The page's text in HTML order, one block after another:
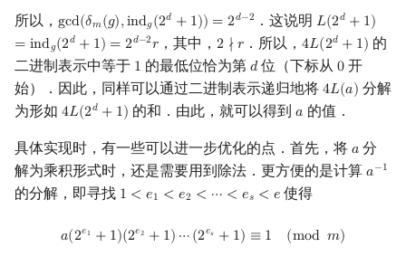
所以， gcd(𝛿𝑚(𝑔),ind𝑔(2𝑑 + 1)) = 2𝑑−2
gcd(δm(g),indg(2d +1 ))=2 d−2 ．这说明 𝐿(2𝑑 + 1)
= ind𝑔(2𝑑 + 1) = 2𝑑−2𝑟
L(2d+1) =ind
，其中，2 ∤ 𝑟
2 ∤r ．所以，4𝐿(2𝑑 + 1)
4L(2d +1)
的
二进制表示中等于 1
1 的最低位恰为第 𝑑
d位（下标从0
0 开
始）．因此，同样可以通过二进制表示递归地将 4𝐿(𝑎)
4L(a) 分解
为形如 4𝐿(2𝑑 + 1)
4L(2d +1) 的和．由此，就可以得到𝑎
a 的值．
具体实现时，有一些可以进一步优化的点．首先，将 𝑎
a 分
解为乘积形式时，还是需要用到除法．更方便的是计算 𝑎−1
a−1
的分解，即寻找 1 < 𝑒1 < 𝑒2 < ⋯ < 𝑒𝑠 < 𝑒
1 <e 1<e 2< ⋯ <e s<e 使得
𝑎(2𝑒1 + 1)(2𝑒2 + 1) ⋯(2𝑒𝑠 + 1) ≡ 1 (mod 𝑚)
a( 2e1+1) 2e 2 + 1)⋯(2 es +1) ≡1 modm)